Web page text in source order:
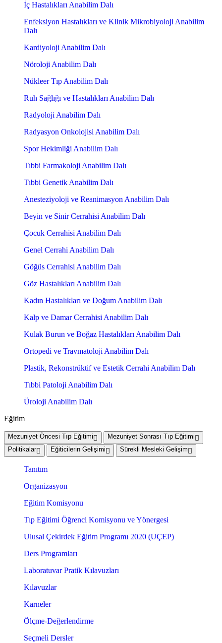
İç Hastalıkları Anabilim Dalı
Enfeksiyon Hastalıkları ve Klinik Mikrobiyoloji Anabilim
Dalı
Kardiyoloji Anabilim Dalı
Nöroloji Anabilim Dalı
Nükleer Tıp Anabilim Dalı
Ruh Sağlığı ve Hastalıkları Anabilim Dalı
Radyoloji Anabilim Dalı
Radyasyon Onkolojisi Anabilim Dalı
Spor Hekimliği Anabilim Dalı
Tıbbi Farmakoloji Anabilim Dalı
Tıbbi Genetik Anabilim Dalı
Anesteziyoloji ve Reanimasyon Anabilim Dalı
Beyin ve Sinir Cerrahisi Anabilim Dalı
Çocuk Cerrahisi Anabilim Dalı
Genel Cerrahi Anabilim Dalı
Göğüs Cerrahisi Anabilim Dalı
Göz Hastalıkları Anabilim Dalı
Kadın Hastalıkları ve Doğum Anabilim Dalı
Kalp ve Damar Cerrahisi Anabilim Dalı
Kulak Burun ve Boğaz Hastalıkları Anabilim Dalı
Ortopedi ve Travmatoloji Anabilim Dalı
Plastik, Rekonstrüktif ve Estetik Cerrahi Anabilim Dalı
Tıbbi Patoloji Anabilim Dalı
Üroloji Anabilim Dalı
Eğitim
Mezuniyet Öncesi Tıp Eğitimi
Mezuniyet Sonrası Tıp Eğitimi
Politikalar
Eğiticilerin Gelişimi Sürekli Mesleki Gelişim
Tanıtım
Organizasyon
Eğitim Komisyonu
Tıp Eğitimi Öğrenci Komisyonu ve Yönergesi
Ulusal Çekirdek Eğitim Programı 2020 (UÇEP)
Ders Programları
Laboratuvar Pratik Kılavuzları
Kılavuzlar
Karneler
Ölçme-Değerlendirme
Seçmeli Dersler